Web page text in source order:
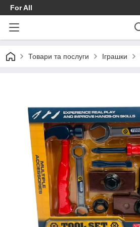
For All
Товари та послуги Іграшки